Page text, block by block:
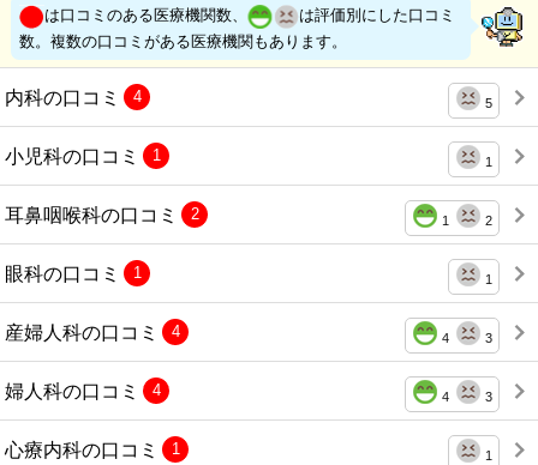
は口コミのある医療機関数、
は評価別にした口コミ
数。複数の口コミがある医療機関もあります。
内科の口コミ 5
4
小児科の口コミ 1
1
耳鼻咽喉科の口コミ 1 2
2
眼科の口コミ 1
1
産婦人科の口コミ 4 3
4
婦人科の口コミ 4 3
4
心療内科の口コミ 1
1